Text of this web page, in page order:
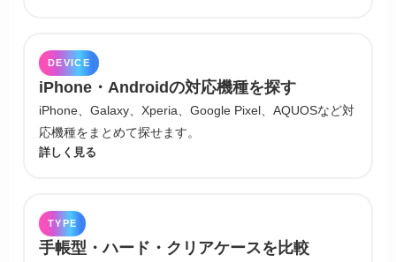
DEVICE
iPhone・Androidの対応機種を探す
iPhone、Galaxy、Xperia、Google Pixel、AQUOSなど対
応機種をまとめて探せます。
詳しく見る
TYPE
手帳型・ハード・クリアケースを比較